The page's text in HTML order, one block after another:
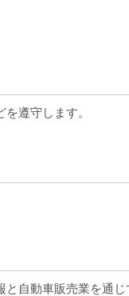
遵守します。
自動車販売業を通